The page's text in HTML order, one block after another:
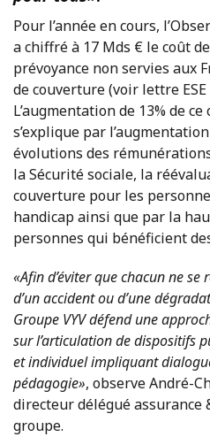
Pour l’année en cours,
a chiffré à 17 Mds € le coût
prévoyance non servies aux
de couverture (voir lettre
L’augmentation de 13% de
s’explique par
évolutions des
la Sécurité sociale, la
couverture pour les
handicap ainsi que par la
personnes qui bénéficient
«Afin d’éviter que chacun ne
d’un accident ou d’une
Groupe VYV défend une
sur l’articulation de dispositifs
et individuel impliquant
pédagogie», observe André-
directeur délégué assurance
groupe.